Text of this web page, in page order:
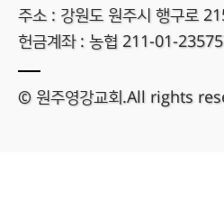
주소 : 강원도 원주시 행구로
헌금계좌 : 농협 211-01-
© 원주영강교회.All rights